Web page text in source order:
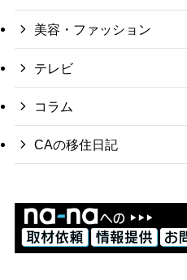
美容・ファッション
テレビ
コラム
CAの移住日記